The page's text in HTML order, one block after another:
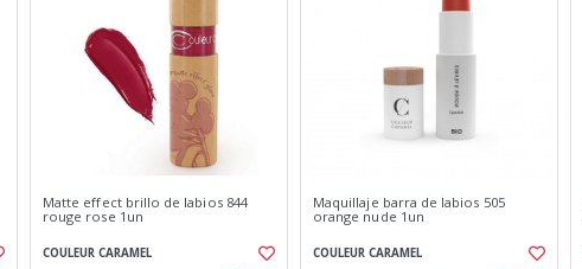
Matte effect brillo de labios 844
rouge rose 1un
COULEUR CARAMEL
Maquillaje barra de labios 505
orange nude 1un
COULEUR CARAMEL